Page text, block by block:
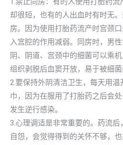
却很短，也有的人出血时有时无
房。因为使用打胎药流产时宫颈
入宫腔的作用减弱。同房时，男
阴、阴道、宫颈中的细菌可以乘
组织剥脱后血窦开放，易于被细菌
2.要保持外阴清洁卫生，每天用
巾，因为在服用了打胎药之后会
发生逆行感染。
3.心理调适是非常重要的。药流
自怨，会觉得得到的关怀不够，